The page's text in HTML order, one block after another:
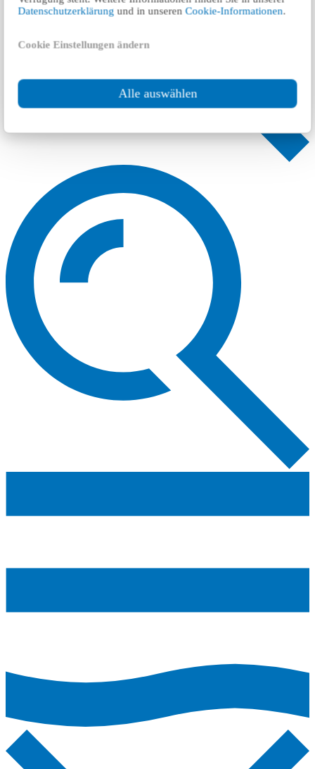
Datenschutzerklärung und in unserenCookie-Informationen.
Cookie Einstellungen ändern
Alle auswählen